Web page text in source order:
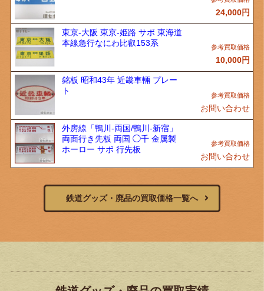
24,000円
東京-大阪 東京-姫路 サボ 東海道
本線急行なにわ比叡153系
10,000円
銘板 昭和43年 近畿車輛 プレー
ト
お問い合わせ
外房線「鴨川-両国/鴨川-新宿」
両面行き先板 両国 ◯千 金属製
ホーロー サボ 行先板
お問い合わせ
鉄道グッズ・廃品の買取価格一覧へ